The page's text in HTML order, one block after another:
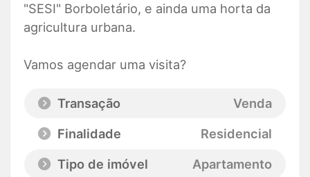
"SESI" Borboletário, e ainda uma horta da
agricultura urbana.
Vamos agendar uma visita?
Transação
Venda
Finalidade
Residencial
Tipo de imóvel
Apartamento